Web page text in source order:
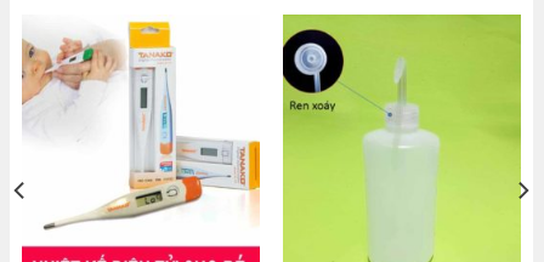
Mã sản phẩm
750S/M
750L/XL
CAM KẾT BÁN HÀNG CHÍNH HÃNG
Tên
Email*